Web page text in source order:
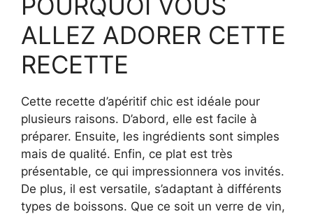
ALLEZ ADORER CETTE
RECETTE
Cette recette d’apéritif chic est idéale pour
plusieurs raisons. D’abord, elle est facile à
préparer. Ensuite, les ingrédients sont simples
mais de qualité. Enfin, ce plat est très
présentable, ce qui impressionnera vos invités.
De plus, il est versatile, s’adaptant à différents
types de boissons. Que ce soit un verre de vin,